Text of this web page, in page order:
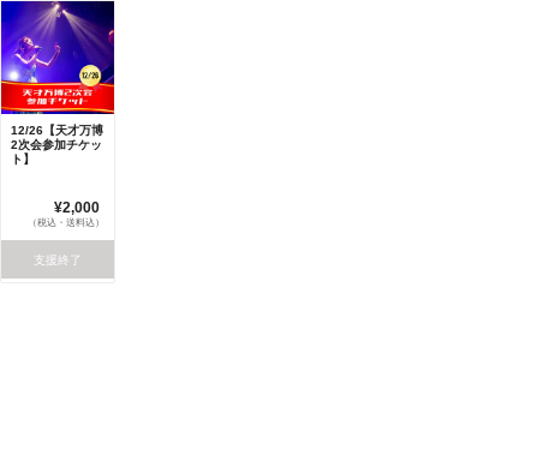
12/26【天才万博
2次会参加チケッ
ト】
¥2,000
（税込・送料込）
支援終了